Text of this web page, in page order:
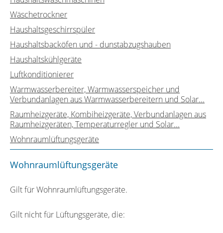
Wäschetrockner
Haushaltsgeschirrspüler
Haushaltsbacköfen und - dunstabzugshauben
Haushaltskühlgeräte
Luftkonditionierer
Warmwasserbereiter, Warmwasserspeicher und
Verbundanlagen aus Warmwasserbereitern und Solar...
Raumheizgeräte, Kombiheizgeräte, Verbundanlagen aus
Raumheizgeräten, Temperaturregler und Solar...
Wohnraumlüftungsgeräte
Wohnraumlüftungsgeräte
Gilt für Wohnraumlüftungsgeräte.
Gilt nicht für Lüftungsgeräte, die: